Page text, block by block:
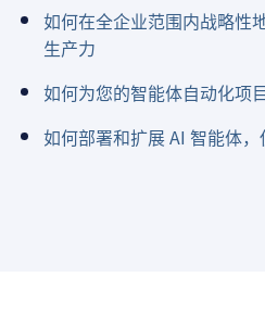
如何在全企业范围内战略性
生产力
如何为您的智能体自动化项
如何部署和扩展 AI 智能体